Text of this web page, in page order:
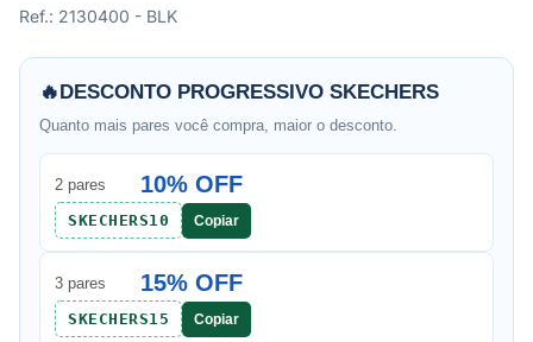
Ref.: 2130400 - BLK
🔥DESCONTO PROGRESSIVO SKECHERS
Quanto mais pares você compra, maior o desconto.
2 pares 10% OFF
SKECHERS10 Copiar
3 pares 15% OFF
SKECHERS15 Copiar